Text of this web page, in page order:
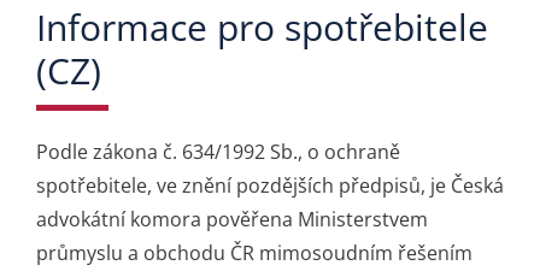
Informace pro spotřebitele
(CZ)
Podle zákona č. 634/1992 Sb., o ochraně
spotřebitele, ve znění pozdějších předpisů, je Česká
advokátní komora pověřena Ministerstvem
průmyslu a obchodu ČR mimosoudním řešením